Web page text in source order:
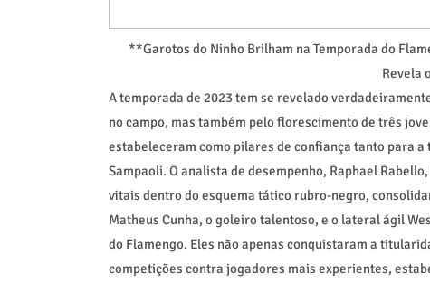
**Garotos do Ninho Brilham na Temporada do
Revela
A temporada de 2023 tem se revelado
no campo, mas também pelo florescimento de três
estabeleceram como pilares de confiança tanto para
Sampaoli. O analista de desempenho, Raphael
vitais dentro do esquema tático rubro-negro,
Matheus Cunha, o goleiro talentoso, e o lateral ágil
do Flamengo. Eles não apenas conquistaram a
competições contra jogadores mais experientes,